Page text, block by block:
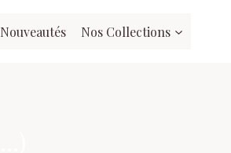
Nouveautés Nos Collections